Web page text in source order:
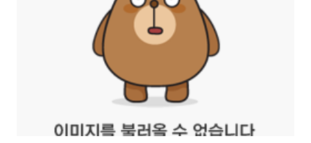
니다. 크게 보면 애드센스 승인 전 글쓰기와 승인 후 글쓰기로 나눈다고
보면 일단 애드센스를 승인 전에는 될 수 있으면 정해진 형식 대로 글을